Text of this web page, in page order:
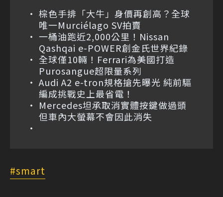
棕色手排「大牛」身價再創高？全球
唯一Murciélago SV拍賣
一桶油跑近2,000公里！Nissan
Qashqai e-POWER創金氏世界紀錄
全球僅10輛！Ferrari為美國打造
Purosangue超限量系列
Audi A2 e-tron規格搶先曝光 純前驅
編成挑戰史上最省電！
Mercedes坦承取消實體按鍵做過頭
但車內大螢幕不會因此消失
smart